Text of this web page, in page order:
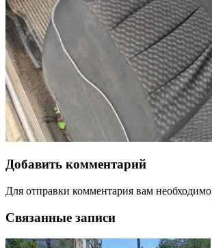
Добавить комментарий
Для отправки комментария вам необходимо
Связанные записи